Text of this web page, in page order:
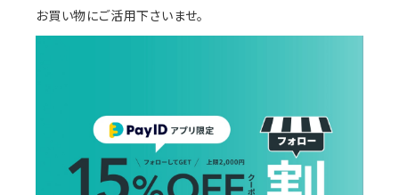
お買い物にご活用下さいませ。